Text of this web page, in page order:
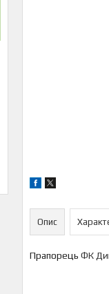
Опис
Прапорець ФК